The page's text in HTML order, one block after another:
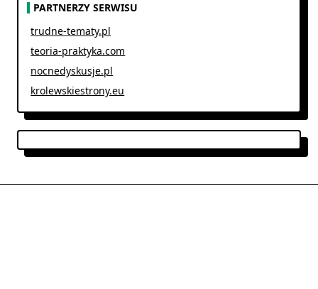
PARTNERZY SERWISU
trudne-tematy.pl
teoria-praktyka.com
nocnedyskusje.pl
krolewskiestrony.eu